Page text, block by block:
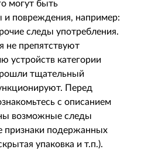
могут быть
и повреждения, например:
следы употребления.
не препятствуют
устройств категории
тщательный
Перед
с описанием
возможные следы
признаки подержанных
упаковка и т.п.).